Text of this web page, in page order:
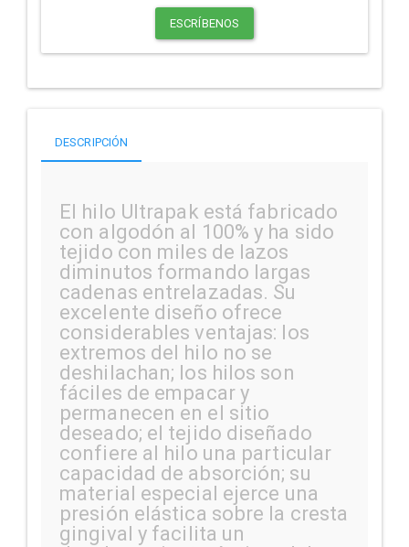
ESCRÍBENOS
DESCRIPCIÓN
El hilo Ultrapak está fabricado
con algodón al 100% y ha sido
tejido con miles de lazos
diminutos formando largas
cadenas entrelazadas. Su
excelente diseño ofrece
considerables ventajas: los
extremos del hilo no se
deshilachan; los hilos son
fáciles de empacar y
permanecen en el sitio
deseado; el tejido diseñado
confiere al hilo una particular
capacidad de absorción; su
material especial ejerce una
presión elástica sobre la cresta
gingival y facilita un